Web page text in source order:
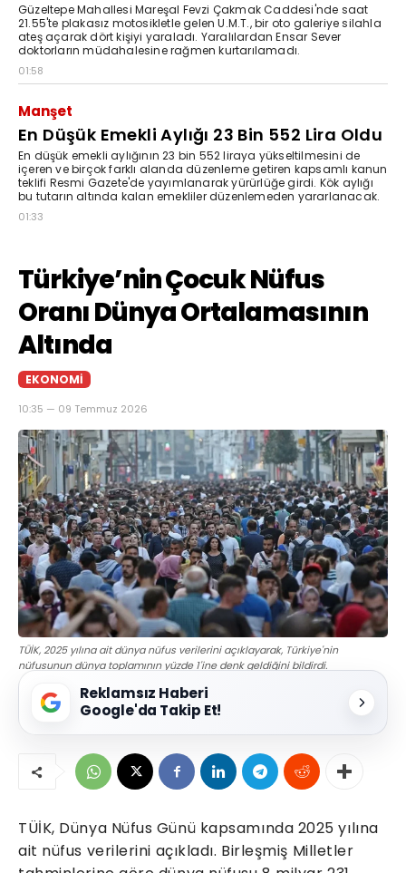
Güzeltepe Mahallesi Mareşal Fevzi Çakmak Caddesi'nde saat
21.55'te plakasız motosikletle gelen U.M.T., bir oto galeriye silahla
ateş açarak dört kişiyi yaraladı. Yaralılardan Ensar Sever
doktorların müdahalesine rağmen kurtarılamadı.
01:58
Manşet
En Düşük Emekli Aylığı 23 Bin 552 Lira Oldu
En düşük emekli aylığının 23 bin 552 liraya yükseltilmesini de
içeren ve birçok farklı alanda düzenleme getiren kapsamlı kanun
teklifi Resmi Gazete'de yayımlanarak yürürlüğe girdi. Kök aylığı
bu tutarın altında kalan emekliler düzenlemeden yararlanacak.
01:33